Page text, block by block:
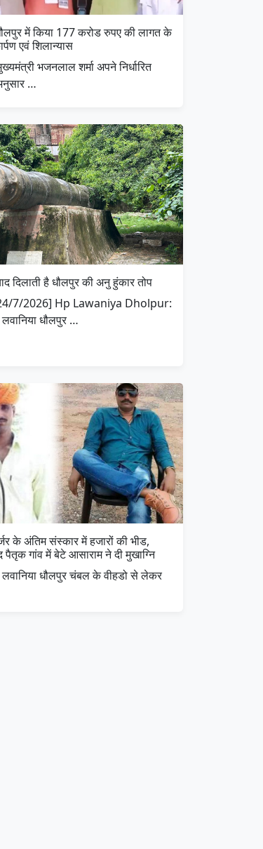
में किया 177 करोड रुपए की लागत के
एवं शिलान्यास
भजनलाल शर्मा अपने निर्धारित
…
दिलाती है धौलपुर की अनु हुंकार तोप
7/2026] Hp Lawaniya Dholpur:
धौलपुर …
के अंतिम संस्कार में हजारों की भीड,
गांव में बेटे आसाराम ने दी मुखाग्नि
लवानिया धौलपुर चंबल के वीहडो से लेकर